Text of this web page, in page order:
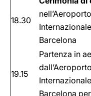
18.30
nell’Aeroporto
Barcelona
19.15
Partenza in
dall’Aeroporto
Barcelona